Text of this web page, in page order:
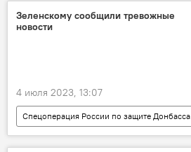
сотрудничество
Зеленскому сообщили тревожные
новости
4 июля 2023, 13:07
Спецоперация России по защите Донбасса
В мире
Россия